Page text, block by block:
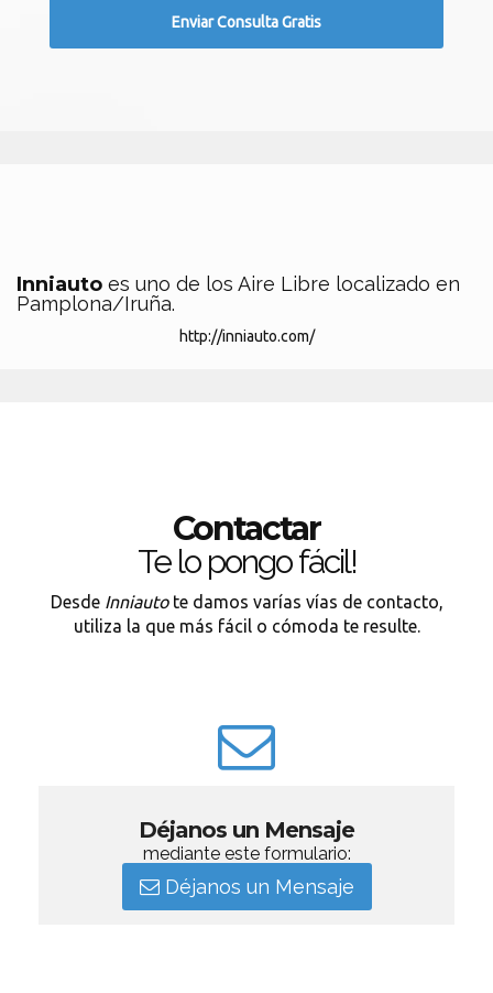
Inniauto es uno de los Aire Libre localizado en
Pamplona/Iruña.
http://inniauto.com/
Contactar
Te lo pongo fácil!
Desde Inniautote damos varías vías de contacto,
utiliza la que más fácil o cómoda te resulte.
Déjanos un Mensaje
mediante este formulario:
Déjanos un Mensaje